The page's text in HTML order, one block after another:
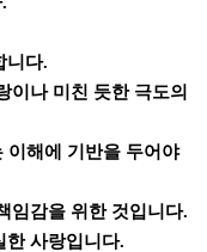
니다.
이나 미친 듯한 극도의
이해에 기반을 두어야
임감을 위한 것입니다.
한 사랑입니다.